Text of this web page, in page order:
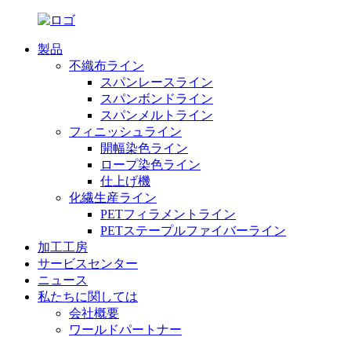
製品
不織布ライン
スパンレースライン
スパンボンドライン
スパンメルトライン
フィニッシュライン
開幅染色ライン
ロープ染色ライン
仕上げ機
化繊生産ライン
PETフィラメントライン
PETステープルファイバーライン
加工工房
サービスセンター
ニュース
私たちに関しては
会社概要
ワールドパートナー